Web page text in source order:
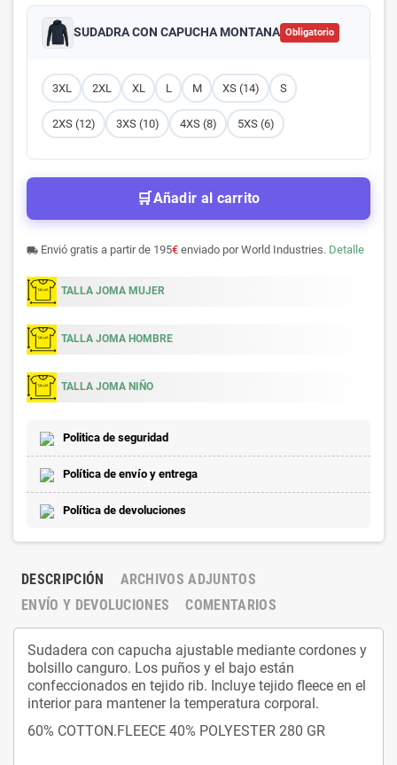
SUDADRA CON CAPUCHA MONTANA Obligatorio
3XL 2XL XL L M XS (14) S
2XS (12) 3XS (10) 4XS (8) 5XS (6)
🛒 Añadir al carrito
local_shipping Envió gratis a partir de 195€ enviado por World Industries. Detalle
TALLA JOMA MUJER
TALLA JOMA HOMBRE
TALLA JOMA NIÑO
Politica de seguridad
Política de envío y entrega
Política de devoluciones
DESCRIPCIÓN
ARCHIVOS ADJUNTOS
ENVÍO Y DEVOLUCIONES
COMENTARIOS
Sudadera con capucha ajustable mediante cordones y
bolsillo canguro. Los puños y el bajo están
confeccionados en tejido rib. Incluye tejido fleece en el
interior para mantener la temperatura corporal.
60% COTTON.FLEECE 40% POLYESTER 280 GR